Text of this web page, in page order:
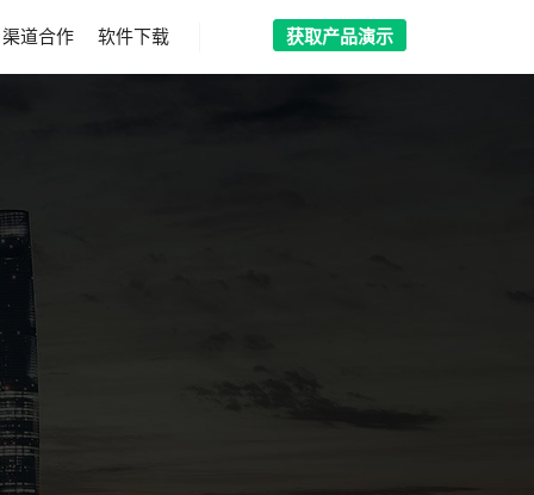
渠道合作 软件下载 获取产品演示